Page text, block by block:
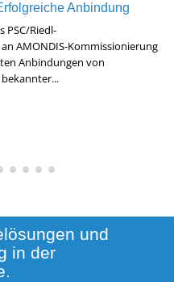
Anbindung
PSC/Riedl-
AMONDIS-Kommissionierung
Anbindungen von
und
in der